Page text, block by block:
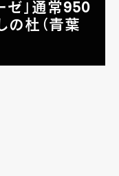
ゼ」通常950
杜（青葉